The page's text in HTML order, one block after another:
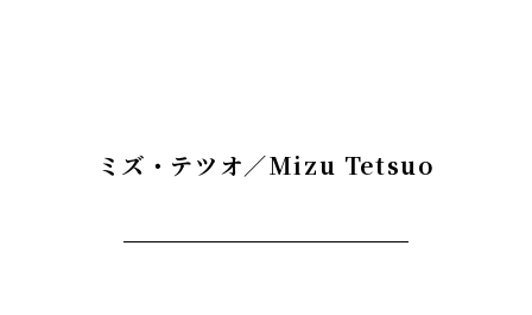
ミズ・テツオ／Mizu Tetsuo